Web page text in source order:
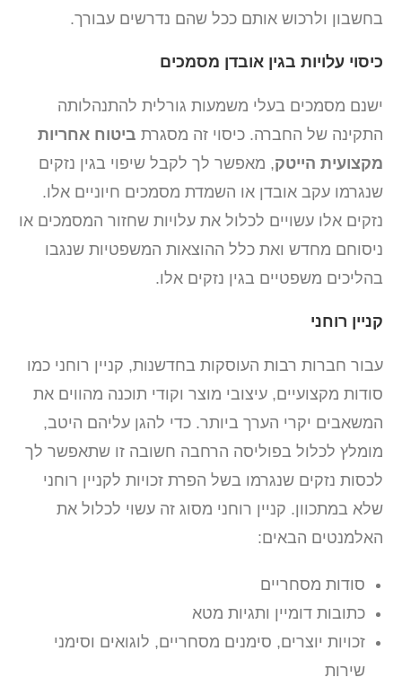
בחשבון ולרכוש אותם ככל שהם נדרשים עבורך.
כיסוי עלויות בגין אובדן מסמכים
ישנם מסמכים בעלי משמעות גורלית להתנהלותה
התקינה של החברה. כיסוי זה מסגרת ביטוח אחריות
מקצועית הייטק, מאפשר לך לקבל שיפוי בגין נזקים
שנגרמו עקב אובדן או השמדת מסמכים חיוניים אלו.
נזקים אלו עשויים לכלול את עלויות שחזור המסמכים או
ניסוחם מחדש ואת כלל ההוצאות המשפטיות שנגבו
בהליכים משפטיים בגין נזקים אלו.
קניין רוחני
עבור חברות רבות העוסקות בחדשנות, קניין רוחני כמו
סודות מקצועיים, עיצובי מוצר וקודי תוכנה מהווים את
המשאבים יקרי הערך ביותר. כדי להגן עליהם היטב,
מומלץ לכלול בפוליסה הרחבה חשובה זו שתאפשר לך
לכסות נזקים שנגרמו בשל הפרת זכויות לקניין רוחני
שלא במתכוון. קניין רוחני מסוג זה עשוי לכלול את
האלמנטים הבאים:
סודות מסחריים
כתובות דומיין ותגיות מטא
זכויות יוצרים, סימנים מסחריים, לוגואים וסימני
שירות